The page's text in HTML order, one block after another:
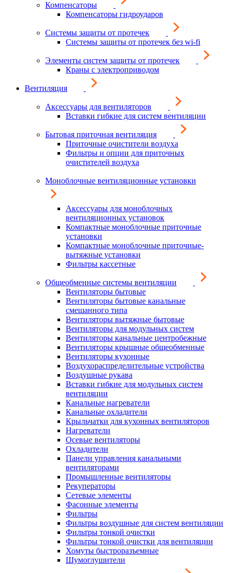
Компенсаторы
Компенсаторы гидроударов
Системы защиты от протечек
Системы защиты от протечек без wi-fi
Элементы систем защиты от протечек
Краны с электроприводом
Вентиляция
Аксессуары для вентиляторов
Вставки гибкие для систем вентиляции
Бытовая приточная вентиляция
Приточные очистители воздуха
Фильтры и опции для приточных
очистителей воздуха
Моноблочные вентиляционные установки
Аксессуары для моноблочных
вентиляционных установок
Компактные моноблочные приточные
установки
Компактные моноблочные приточные-
вытяжные установки
Фильтры кассетные
Общеобменные системы вентиляции
Вентиляторы бытовые
Вентиляторы бытовые канальные
смешанного типа
Вентиляторы вытяжные бытовые
Вентиляторы для модульных систем
Вентиляторы канальные центробежные
Вентиляторы крышные общеобменные
Вентиляторы кухонные
Воздухораспределительные устройства
Воздушные рукава
Вставки гибкие для модульных систем
вентиляции
Канальные нагреватели
Канальные охладители
Крыльчатки для кухонных вентиляторов
Нагреватели
Осевые вентиляторы
Охладители
Панели управления канальными
вентиляторами
Промышленные вентиляторы
Рекуператоры
Сетевые элементы
Фасонные элементы
Фильтры
Фильтры воздушные для систем вентиляции
Фильтры тонкой очистки
Фильтры тонкой очистки для вентиляции
Хомуты быстроразъемные
Шумоглушители